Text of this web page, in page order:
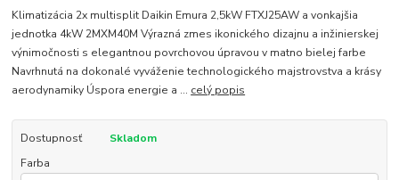
Klimatizácia 2x multisplit Daikin Emura 2,5kW FTXJ25AW a vonkajšia
jednotka 4kW 2MXM40M Výrazná zmes ikonického dizajnu a inžinierskej
výnimočnosti s elegantnou povrchovou úpravou v matno bielej farbe
Navrhnutá na dokonalé vyváženie technologického majstrovstva a krásy
aerodynamiky Úspora energie a ... celý popis
Dostupnosť
Skladom
Farba